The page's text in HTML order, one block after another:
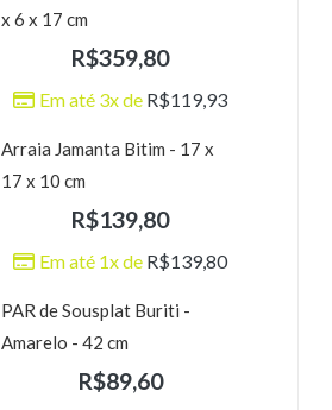
x 6 x 17 cm
R$359,80
Em até 3x de R$119,93
Arraia Jamanta Bitim - 17 x
17 x 10 cm
R$139,80
Em até 1x de R$139,80
PAR de Sousplat Buriti -
Amarelo - 42 cm
R$89,60